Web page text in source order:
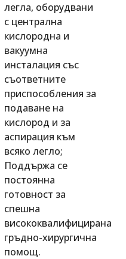
легла, оборудвани
с централна
кислородна и
вакуумна
инсталация със
съответните
приспособления за
подаване на
кислород и за
аспирация към
всяко легло;
Поддържа се
постоянна
готовност за
спешна
висококвалифицирана
гръдно-хирургична
помощ.